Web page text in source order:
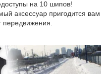
на 10 шипов!
аксессуар пригодится вам